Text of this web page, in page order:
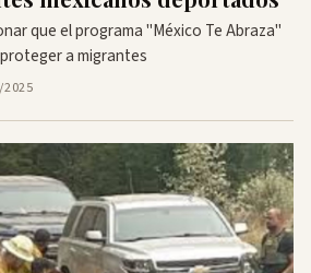
que el programa "México Te Abraza"
a migrantes